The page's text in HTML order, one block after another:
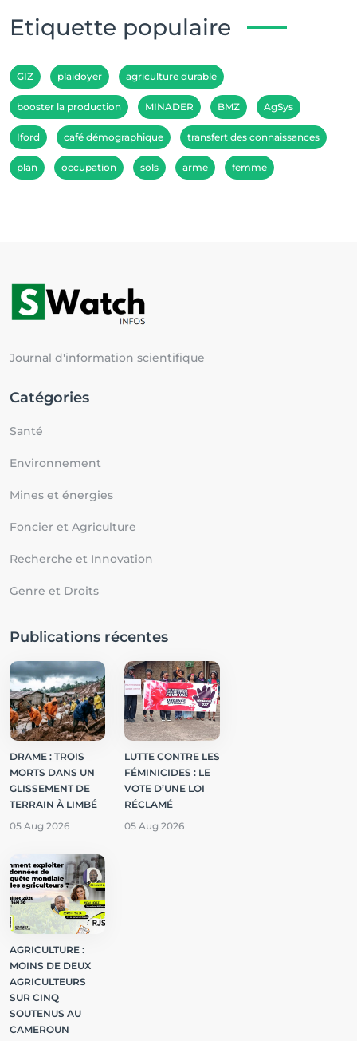
Etiquette populaire
GIZ plaidoyer agriculture durable
booster la production MINADER BMZ AgSys
Iford café démographique transfert des connaissances
plan occupation sols arme femme
Journal d'information scientifique
Catégories
Santé
Environnement
Mines et énergies
Foncier et Agriculture
Recherche et Innovation
Genre et Droits
Publications récentes
DRAME : TROIS
MORTS DANS UN
GLISSEMENT DE
TERRAIN À LIMBÉ
05 Aug 2026
LUTTE CONTRE LES
FÉMINICIDES : LE
VOTE D’UNE LOI
RÉCLAMÉ
05 Aug 2026
AGRICULTURE :
MOINS DE DEUX
AGRICULTEURS
SUR CINQ
SOUTENUS AU
CAMEROUN